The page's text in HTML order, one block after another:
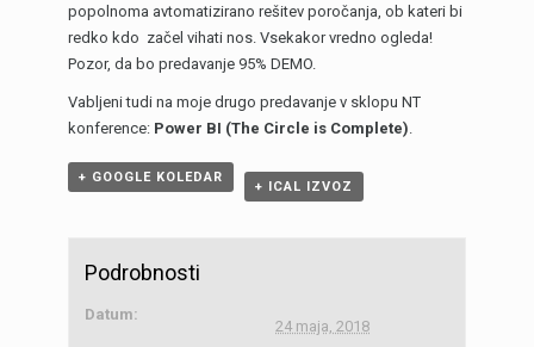
popolnoma avtomatizirano rešitev poročanja, ob kateri bi
redko kdo začel vihati nos. Vsekakor vredno ogleda!
Pozor, da bo predavanje 95% DEMO.
Vabljeni tudi na moje drugo predavanje v sklopu NT
konference: Power BI (The Circle is Complete)
+ GOOGLE KOLEDAR
+ ICAL IZVOZ
Podrobnosti
Datum:
24 maja, 2018